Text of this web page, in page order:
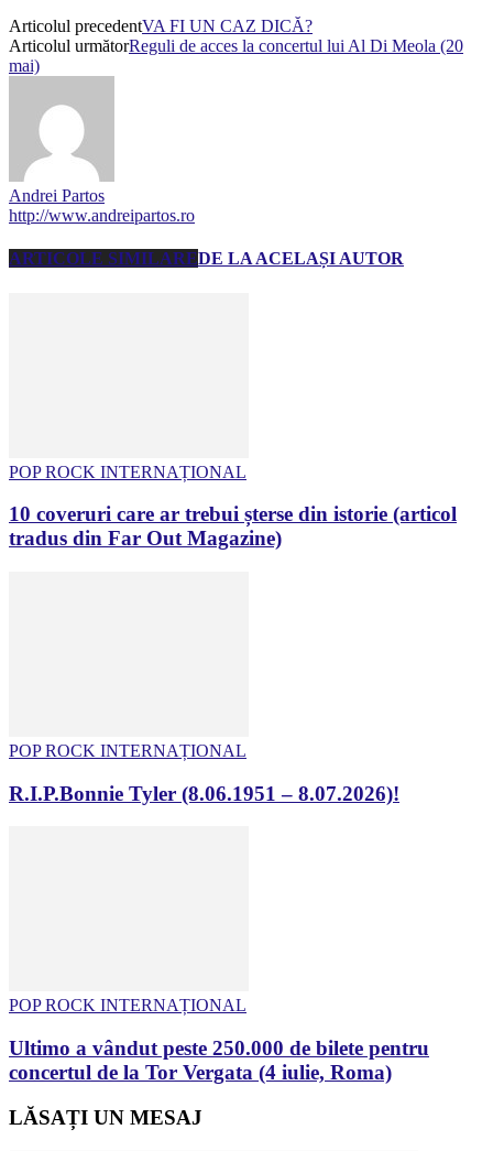
Articolul precedentVA FI UN CAZ DICĂ?
Articolul următorReguli de acces la concertul lui Al Di Meola (20
mai)
Andrei Partos
http://www.andreipartos.ro
ARTICOLE SIMILAREDE LA ACELAȘI AUTOR
POP ROCK INTERNAȚIONAL
10 coveruri care ar trebui șterse din istorie (articol
tradus din Far Out Magazine)
POP ROCK INTERNAȚIONAL
R.I.P.Bonnie Tyler (8.06.1951 – 8.07.2026)!
POP ROCK INTERNAȚIONAL
Ultimo a vândut peste 250.000 de bilete pentru
concertul de la Tor Vergata (4 iulie, Roma)
LĂSAȚI UN MESAJ